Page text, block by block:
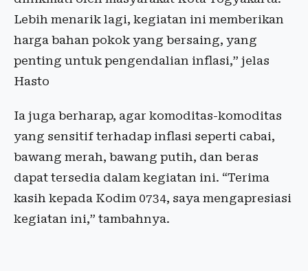
Lebih menarik lagi, kegiatan ini memberikan
harga bahan pokok yang bersaing, yang
penting untuk pengendalian inflasi,” jelas
Hasto
Ia juga berharap, agar komoditas-komoditas
yang sensitif terhadap inflasi seperti cabai,
bawang merah, bawang putih, dan beras
dapat tersedia dalam kegiatan ini. “Terima
kasih kepada Kodim 0734, saya mengapresiasi
kegiatan ini,” tambahnya.